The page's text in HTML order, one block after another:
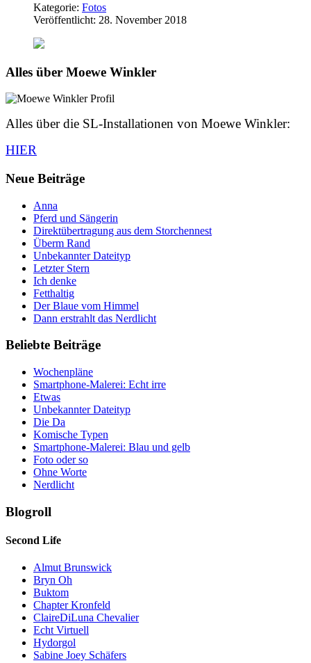
Kategorie: Fotos
Veröffentlicht: 28. November 2018
Alles über Moewe Winkler
Alles über die SL-Installationen von Moewe Winkler:
HIER
Neue Beiträge
Anna
Pferd und Sängerin
Direktübertragung aus dem Storchennest
Überm Rand
Unbekannter Dateityp
Letzter Stern
Ich denke
Fetthaltig
Der Blaue vom Himmel
Dann erstrahlt das Nerdlicht
Beliebte Beiträge
Wochenpläne
Smartphone-Malerei: Echt irre
Etwas
Unbekannter Dateityp
Die Da
Komische Typen
Smartphone-Malerei: Blau und gelb
Foto oder so
Ohne Worte
Nerdlicht
Blogroll
Second Life
Almut Brunswick
Bryn Oh
Buktom
Chapter Kronfeld
ClaireDiLuna Chevalier
Echt Virtuell
Hydorgol
Sabine Joey Schäfers